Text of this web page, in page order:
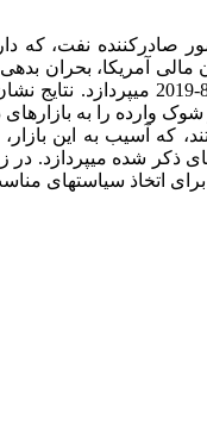
صادرکننده نفت، که
آمریکا، بحران بدهی
از بحران مالی، با استفاده از شاخص سرریز و شبکه پیچیده برای دوره زمانی 2007-
وارده را به بازارهای
که آسیب به این
ذکر شده می­پردازد. در
اتخاذ سیاست­های